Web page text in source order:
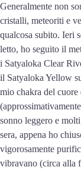
Generalmente non
cristalli, meteoriti e
qualcosa subito. Ieri
letto, ho seguito il
i Satyaloka Clear
il Satyaloka Yellow
mio chakra del
sonno leggero e
sera, appena ho
vigorosamente
vibravano (circa alla